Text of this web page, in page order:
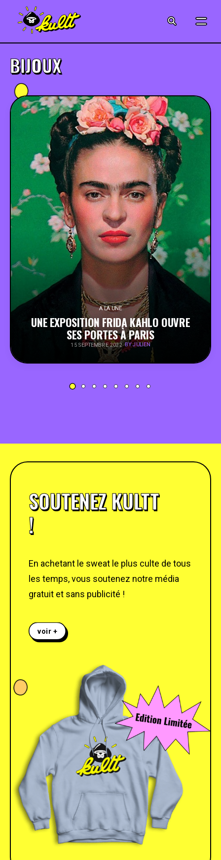
MUSIQUE
CRÉATION
ART
JEUX-VIDÉO
VINTAGE
PEOPLE
FOOD
BONS PLANS
SOUTENEZ KULTT
BIJOUX
A LA UNE
UNE EXPOSITION FRIDA KAHLO OUVRE
SES PORTES À PARIS
15 SEPTEMBRE 2022 BY JULIEN
SOUTENEZ KULTT
!
En achetant le sweat le plus culte de tous
les temps, vous soutenez notre média
gratuit et sans publicité !
voir +